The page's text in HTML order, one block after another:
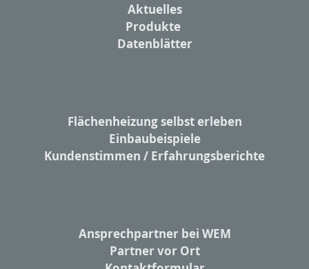
Aktuelles
Produkte
Datenblätter
Flächenheizung selbst erleben
Einbaubeispiele
Kundenstimmen / Erfahrungsberichte
Ansprechpartner bei WEM
Partner vor Ort